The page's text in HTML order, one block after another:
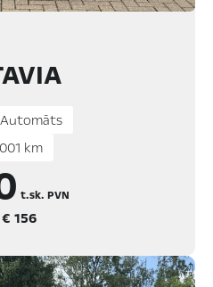
Automāts
km
t.sk. PVN
€ 156